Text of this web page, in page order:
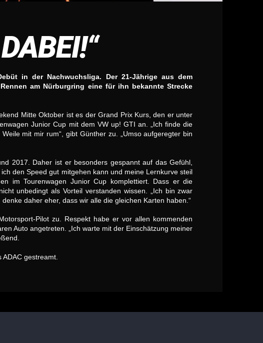
in der Nachwuchsliga. Der 21-Jährige aus dem
am Nürburgring eine für ihn bekannte Strecke
Mitte Oktober ist es der Grand Prix Kurs, den er unter
Junior Cup mit dem VW up! GTI an. „Ich finde die
mit mir rum“, gibt Günther zu. „Umso aufgeregter bin
2017. Daher ist er besonders gespannt auf das Gefühl,
den Speed gut mitgehen kann und meine Lernkurve steil
im Tourenwagen Junior Cup komplettiert. Dass er die
unbedingt als Vorteil verstanden wissen. „Ich bin zwar
daher eher, dass wir alle die gleichen Karten haben.“
Pilot zu. Respekt habe er vor allen kommenden
Auto angetreten. „Ich warte mit der Einschätzung meiner
gestreamt.